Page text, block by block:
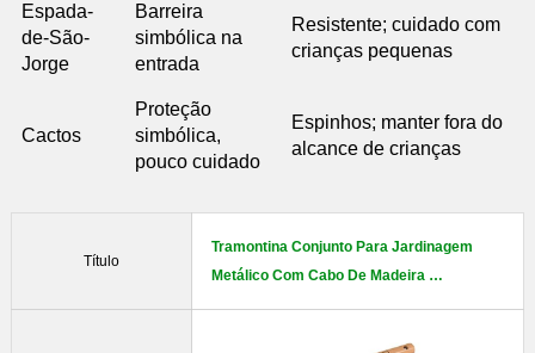
Espada-
de-São-
Jorge
Barreira
simbólica na
entrada
Resistente; cuidado com
crianças pequenas
Cactos
Proteção
simbólica,
pouco cuidado
Espinhos; manter fora do
alcance de crianças
Título
Tramontina Conjunto Para Jardinagem
Metálico Com Cabo De Madeira …